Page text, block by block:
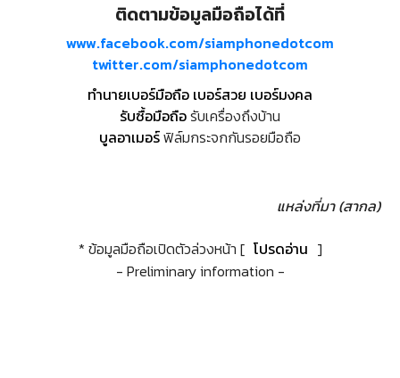
ติดตามข้อมูลมือถือได้ที่
www.facebook.com/siamphonedotcom
twitter.com/siamphonedotcom
ทำนายเบอร์มือถือ เบอร์สวย เบอร์มงคล
รับซื้อมือถือรับเครื่องถึงบ้าน
บูลอาเมอร์ฟิล์มกระจกกันรอยมือถือ
แหล่งที่มา (สากล)
* ข้อมูลมือถือเปิดตัวล่วงหน้า [ โปรดอ่าน ]
- Preliminary information -